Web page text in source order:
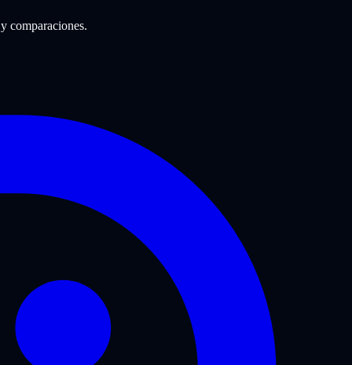
comparaciones.